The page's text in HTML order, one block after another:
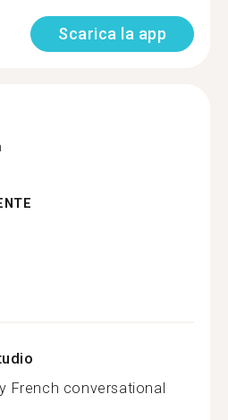
Scarica la app
French conversational